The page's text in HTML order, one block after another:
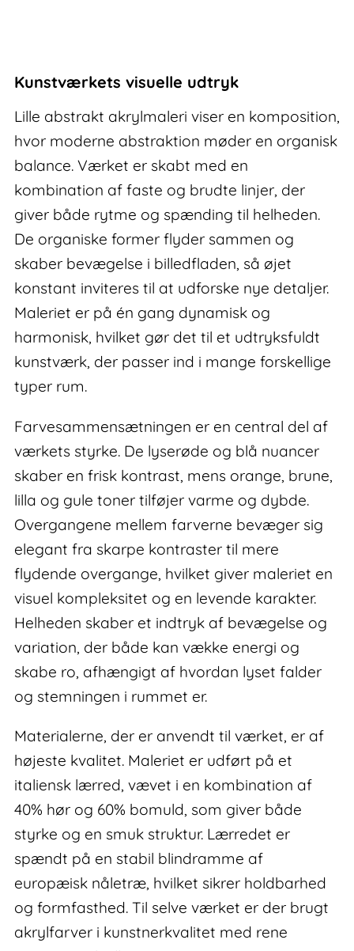
akrylmaleri
antal
Kunstværkets visuelle udtryk
Lille abstrakt akrylmaleri viser en komposition,
hvor moderne abstraktion møder en organisk
balance. Værket er skabt med en
kombination af faste og brudte linjer, der
giver både rytme og spænding til helheden.
De organiske former flyder sammen og
skaber bevægelse i billedfladen, så øjet
konstant inviteres til at udforske nye detaljer.
Maleriet er på én gang dynamisk og
harmonisk, hvilket gør det til et udtryksfuldt
kunstværk, der passer ind i mange forskellige
typer rum.
Farvesammensætningen er en central del af
værkets styrke. De lyserøde og blå nuancer
skaber en frisk kontrast, mens orange, brune,
lilla og gule toner tilføjer varme og dybde.
Overgangene mellem farverne bevæger sig
elegant fra skarpe kontraster til mere
flydende overgange, hvilket giver maleriet en
visuel kompleksitet og en levende karakter.
Helheden skaber et indtryk af bevægelse og
variation, der både kan vække energi og
skabe ro, afhængigt af hvordan lyset falder
og stemningen i rummet er.
Materialerne, der er anvendt til værket, er af
højeste kvalitet. Maleriet er udført på et
italiensk lærred, vævet i en kombination af
40% hør og 60% bomuld, som giver både
styrke og en smuk struktur. Lærredet er
spændt på en stabil blindramme af
europæisk nåletræ, hvilket sikrer holdbarhed
og formfasthed. Til selve værket er der brugt
akrylfarver i kunstnerkvalitet med rene